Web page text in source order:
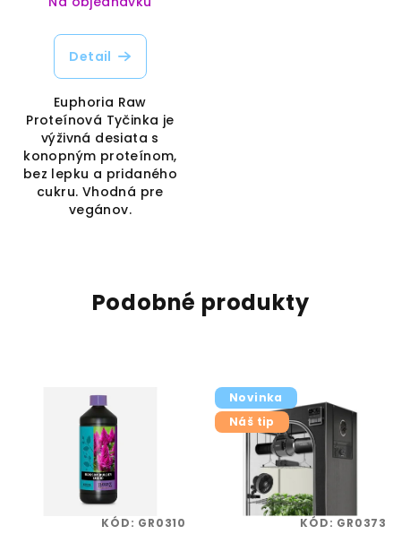
Detail
Euphoria Raw
Proteínová Tyčinka je
výživná desiata s
konopným proteínom,
bez lepku a pridaného
cukru. Vhodná pre
vegánov.
Podobné produkty
KÓD: GR0310
Novinka
Náš tip
KÓD: GR0373